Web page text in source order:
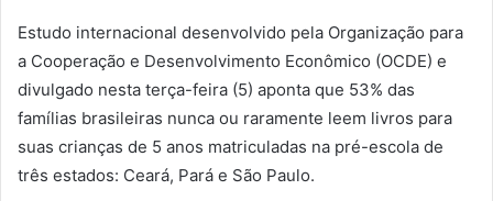
Estudo internacional desenvolvido pela Organização para
a Cooperação e Desenvolvimento Econômico (OCDE) e
divulgado nesta terça-feira (5) aponta que 53% das
famílias brasileiras nunca ou raramente leem livros para
suas crianças de 5 anos matriculadas na pré-escola de
três estados: Ceará, Pará e São Paulo.